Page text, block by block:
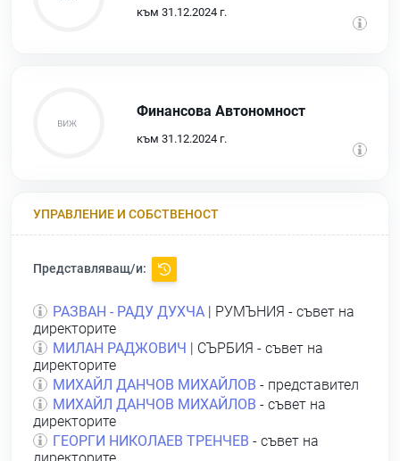
към 31.12.2024 г.
Финансова Автономност
към 31.12.2024 г.
УПРАВЛЕНИЕ И СОБСТВЕНОСТ
Представляващ/и:
РАЗВАН - РАДУ ДУХЧА | РУМЪНИЯ - съвет на
директорите
МИЛАН РАДЖОВИЧ
| СЪРБИЯ - съвет на
директорите
МИХАЙЛ ДАНЧОВ МИХАЙЛОВ - представител
МИХАЙЛ ДАНЧОВ МИХАЙЛОВ - съвет на
директорите
ГЕОРГИ НИКОЛАЕВ ТРЕНЧЕВ - съвет на